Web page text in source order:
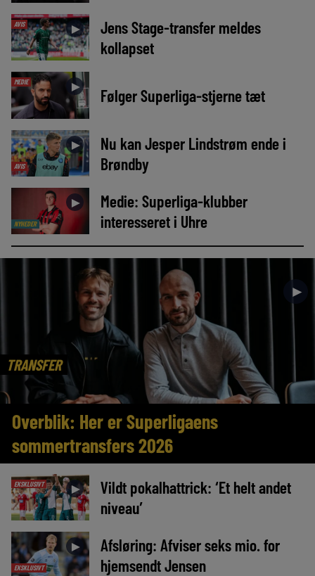
AVIS ►
Jens Stage-transfer meldes
kollapset
MEDIE ► Følger Superliga-stjerne tæt
AVIS
►
Nu kan Jesper Lindstrøm ende i
Brøndby
NYHEDER
►
Medie: Superliga-klubber
interesseret i Uhre
TRANSFER
►
Overblik: Her er Superligaens
sommertransfers 2026
EKSKLUSIVT ►
Vildt pokalhattrick: ‘Et helt andet
niveau’
EKSKLUSIVT
►
Afsløring: Afviser seks mio. for
hjemsendt Jensen